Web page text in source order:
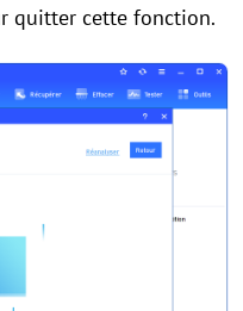
quitter cette fonction.